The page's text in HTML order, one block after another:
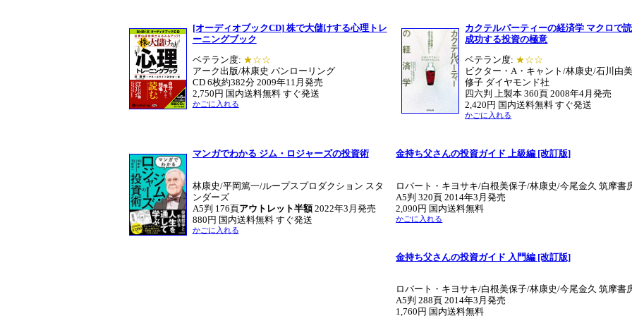
[オーディオブックCD] 株で大儲けする心理トレ
ーニングブック
ベテラン度: ★☆☆
アーク出版/林康史 パンローリング
CD 6枚約382分 2009年11月発売
2,750円 国内送料無料 すぐ発送
かごに入れる
カクテルパーティーの経済学 マクロで読
成功する投資の極意
ベテラン度: ★☆☆
ビクター・A・キャント/林康史/石川由
修子 ダイヤモンド社
四六判 上製本 360頁 2008年4月発売
2,420円 国内送料無料 すぐ発送
かごに入れる
マンガでわかる ジム・ロジャーズの投資術
林康史/平岡篤一/ループスプロダクション スタ
ンダーズ
A5判 176頁アウトレット半額2022年3月発売
880円 国内送料無料 すぐ発送
かごに入れる
金持ち父さんの投資ガイド 上級編 [改訂版]
ロバート・キヨサキ/白根美保子/林康史/今尾金久 筑摩書
A5判 320頁 2014年3月発売
2,090円 国内送料無料
かごに入れる
金持ち父さんの投資ガイド 入門編 [改訂版]
ロバート・キヨサキ/白根美保子/林康史/今尾金久 筑摩書
A5判 288頁 2014年3月発売
1,760円 国内送料無料